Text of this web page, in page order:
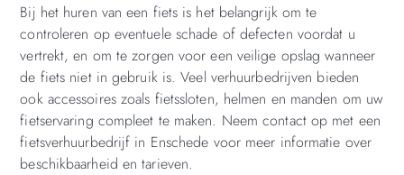
Bij het huren van een fiets is het belangrijk om te
controleren op eventuele schade of defecten voordat u
vertrekt, en om te zorgen voor een veilige opslag wanneer
de fiets niet in gebruik is. Veel verhuurbedrijven bieden
ook accessoires zoals fietssloten, helmen en manden om uw
fietservaring compleet te maken. Neem contact op met een
fietsverhuurbedrijf in Enschede voor meer informatie over
beschikbaarheid en tarieven.